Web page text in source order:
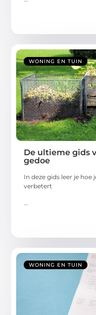
WONING EN TUIN
De ultieme gids
gedoe
In deze gids leer je
verbetert
WONING EN TUIN